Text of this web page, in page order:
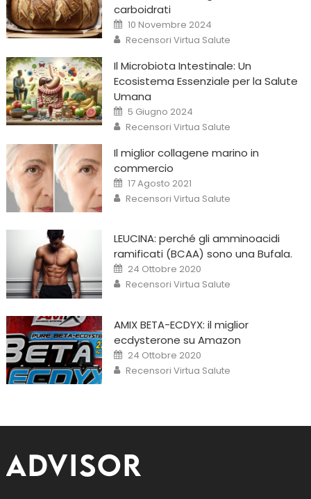
carboidrati
Posted
on
10 Novembre 2024
Author
Recensori Virtua Salute
Il Microbiota Intestinale: Un
Ecosistema Essenziale per la Salute
Umana
Posted
on
5 Giugno 2024
Author
Recensori Virtua Salute
Il miglior collagene marino in
commercio
Posted
on
17 Agosto 2021
Author
Recensori Virtua Salute
LEUCINA: perché gli amminoacidi
ramificati (BCAA) sono una Bufala.
Posted
on
24 Ottobre 2020
Author
Recensori Virtua Salute
AMIX BETA-ECDYX: il miglior
ecdysterone su Amazon
Posted
on
24 Ottobre 2020
Author
Recensori Virtua Salute